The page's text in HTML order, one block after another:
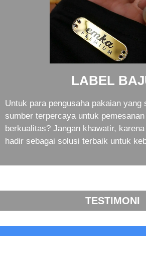
LABEL
Untuk para pengusaha pakaian yang
sumber terpercaya untuk
berkualitas? Jangan khawatir,
hadir sebagai solusi terbaik untuk
TESTIMONI